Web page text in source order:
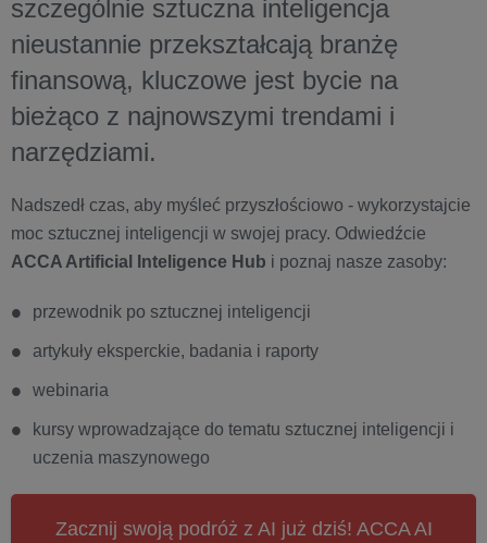
szczególnie sztuczna inteligencja
nieustannie przekształcają branżę
finansową, kluczowe jest bycie na
bieżąco z najnowszymi trendami i
narzędziami.
Nadszedł czas, aby myśleć przyszłościowo - wykorzystajcie
moc sztucznej inteligencji w swojej pracy. Odwiedźcie
ACCA Artificial Inteligence Hub i poznaj nasze zasoby:
przewodnik po sztucznej inteligencji
artykuły eksperckie, badania i raporty
webinaria
kursy wprowadzające do tematu sztucznej inteligencji i
uczenia maszynowego
Zacznij swoją podróż z AI już dziś! ACCA AI